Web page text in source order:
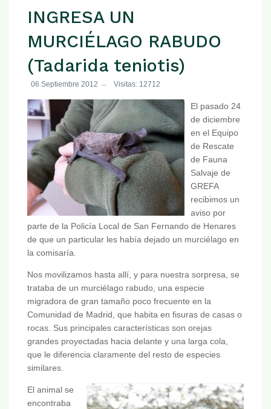
INGRESA UN
MURCIÉLAGO RABUDO
(Tadarida teniotis)
06 Septiembre 2012 Visitas: 12712
El pasado 24
de diciembre
en el Equipo
de Rescate
de Fauna
Salvaje de
GREFA
recibimos un
aviso por
parte de la Policía Local de San Fernando de Henares
de que un particular les había dejado un murciélago en
la comisaría.
Nos movilizamos hasta allí, y para nuestra sorpresa, se
trataba de un murciélago rabudo, una especie
migradora de gran tamaño poco frecuente en la
Comunidad de Madrid, que habita en fisuras de casas o
rocas. Sus principales características son orejas
grandes proyectadas hacia delante y una larga cola,
que le diferencia claramente del resto de especies
similares.
El animal se
encontraba